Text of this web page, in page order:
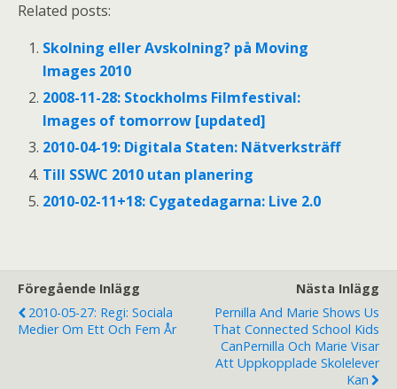
Related posts:
Skolning eller Avskolning? på Moving
Images 2010
2008-11-28: Stockholms Filmfestival:
Images of tomorrow [updated]
2010-04-19: Digitala Staten: Nätverksträff
Till SSWC 2010 utan planering
2010-02-11+18: Cygatedagarna: Live 2.0
Föregående Inlägg
2010-05-27: Regi: Sociala
Medier Om Ett Och Fem År
Nästa Inlägg
Pernilla And Marie Shows Us
That Connected School Kids
CanPernilla Och Marie Visar
Att Uppkopplade Skolelever
Kan